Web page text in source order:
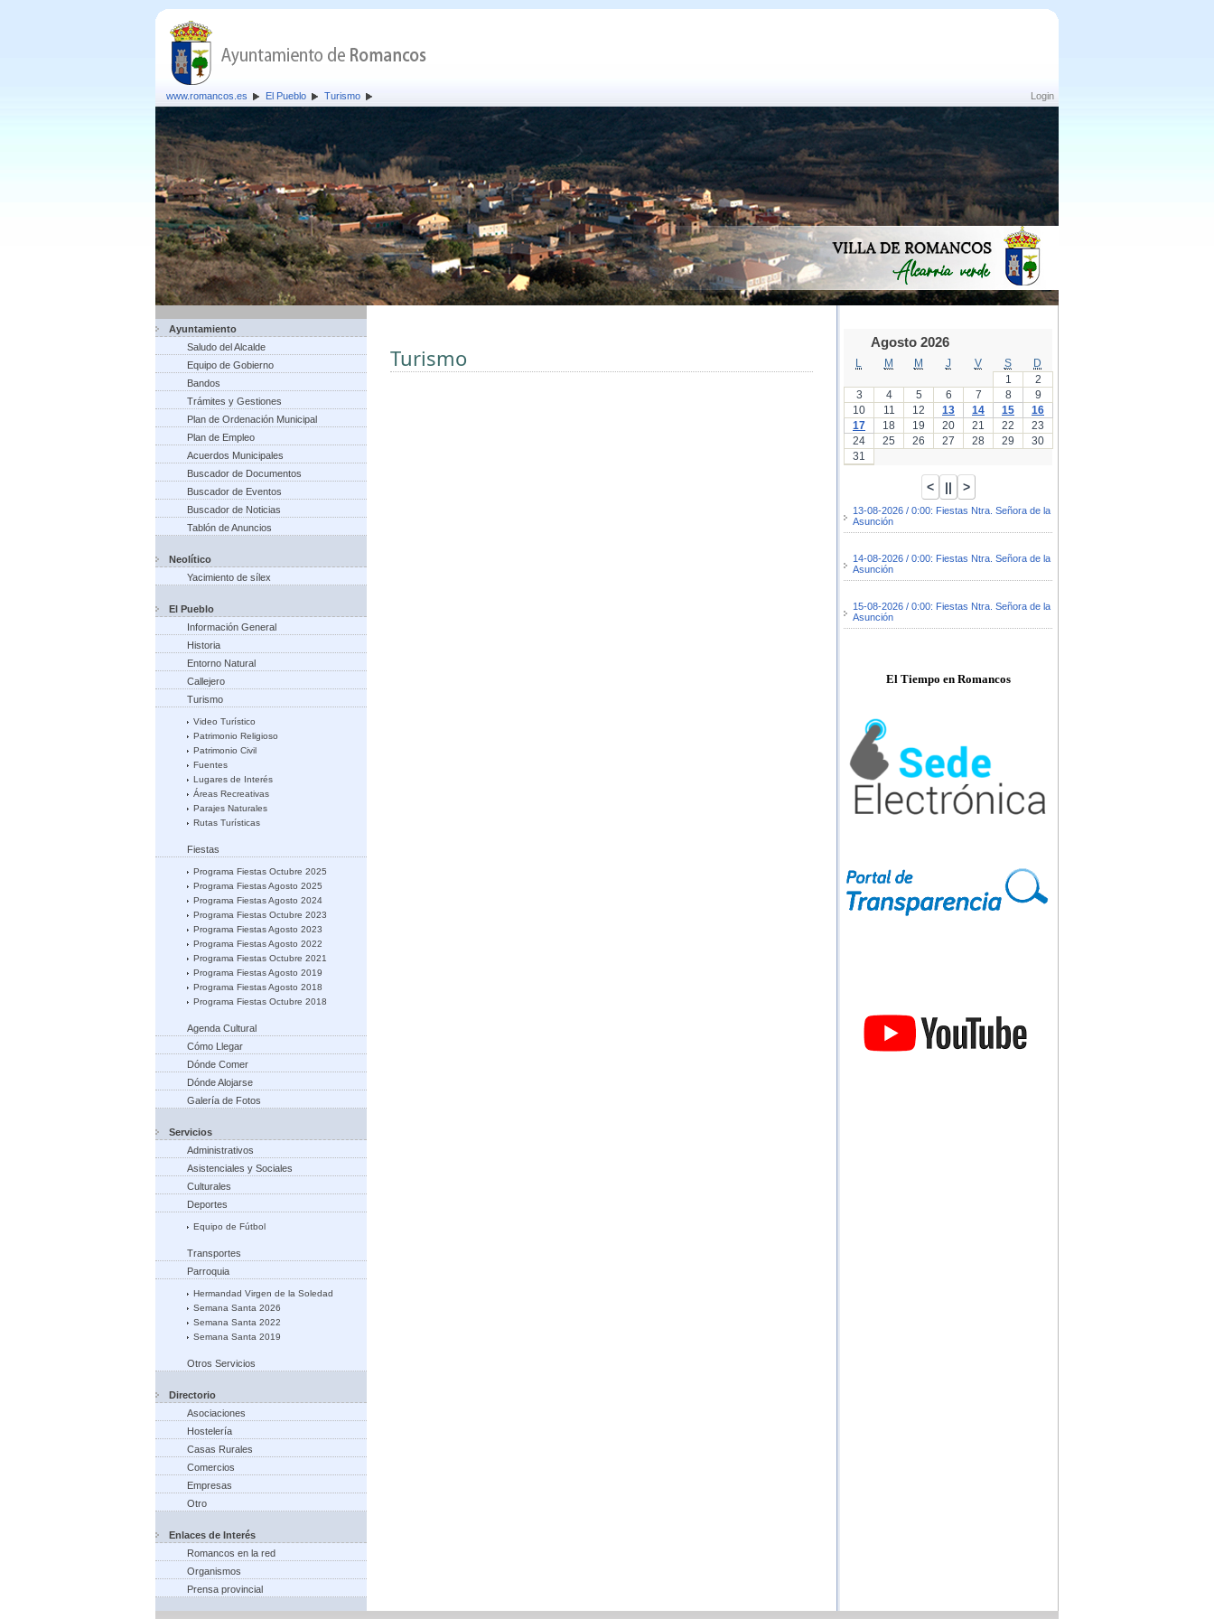
Login
www.romancos.es El Pueblo Turismo
Ayuntamiento
Saludo del Alcalde
Equipo de Gobierno
Bandos
Trámites y Gestiones
Plan de Ordenación Municipal
Plan de Empleo
Acuerdos Municipales
Buscador de Documentos
Buscador de Eventos
Buscador de Noticias
Tablón de Anuncios
Neolítico
Yacimiento de sílex
El Pueblo
Información General
Historia
Entorno Natural
Callejero
Turismo
Video Turístico
Patrimonio Religioso
Patrimonio Civil
Fuentes
Lugares de Interés
Áreas Recreativas
Parajes Naturales
Rutas Turísticas
Fiestas
Programa Fiestas Octubre 2025
Programa Fiestas Agosto 2025
Programa Fiestas Agosto 2024
Programa Fiestas Octubre 2023
Programa Fiestas Agosto 2023
Programa Fiestas Agosto 2022
Programa Fiestas Octubre 2021
Programa Fiestas Agosto 2019
Programa Fiestas Agosto 2018
Programa Fiestas Octubre 2018
Agenda Cultural
Cómo Llegar
Dónde Comer
Dónde Alojarse
Galería de Fotos
Servicios
Administrativos
Asistenciales y Sociales
Culturales
Deportes
Equipo de Fútbol
Transportes
Parroquia
Hermandad Virgen de la Soledad
Semana Santa 2026
Semana Santa 2022
Semana Santa 2019
Otros Servicios
Directorio
Asociaciones
Hostelería
Casas Rurales
Comercios
Empresas
Otro
Enlaces de Interés
Romancos en la red
Organismos
Prensa provincial
Turismo
Agosto 2026
M M J V S
D
1
2
3
4 5 6 7 8
9
10
11 12 13 14 15
16
17
18 19 20 21 22
23
24
25 26 27 28 29
30
31
13-08-2026 / 0:00: Fiestas Ntra. Señora de la
Asunción
14-08-2026 / 0:00: Fiestas Ntra. Señora de la
Asunción
15-08-2026 / 0:00: Fiestas Ntra. Señora de la
Asunción
El Tiempo en Romancos